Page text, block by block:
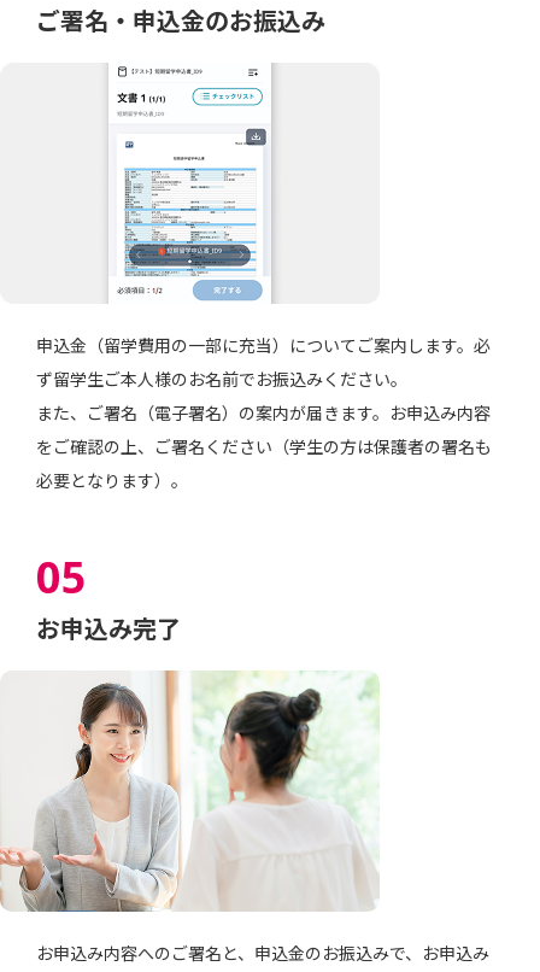
ご署名・申込金のお振込み
申込金（留学費用の一部に充当）についてご案内します。必
ず留学生ご本人様のお名前でお振込みください。
また、ご署名（電子署名）の案内が届きます。お申込み内容
をご確認の上、ご署名ください（学生の方は保護者の署名も
必要となります）。
お申込み完了
05
お申込み内容へのご署名と、申込金のお振込みで、お申込み